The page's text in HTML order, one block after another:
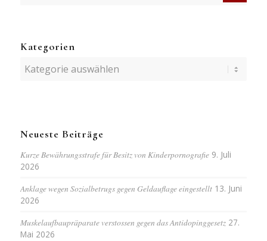
Kategorien
Kategorien
Neueste Beiträge
Kurze Bewährungsstrafe für Besitz von Kinderpornografie 9. Juli
2026
Anklage wegen Sozialbetrugs gegen Geldauflage eingestellt 13. Juni
2026
Muskelaufbaupräparate verstossen gegen das Antidopinggesetz 27.
Mai 2026